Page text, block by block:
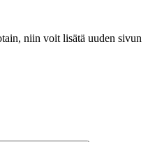
niin voit lisätä uuden sivun